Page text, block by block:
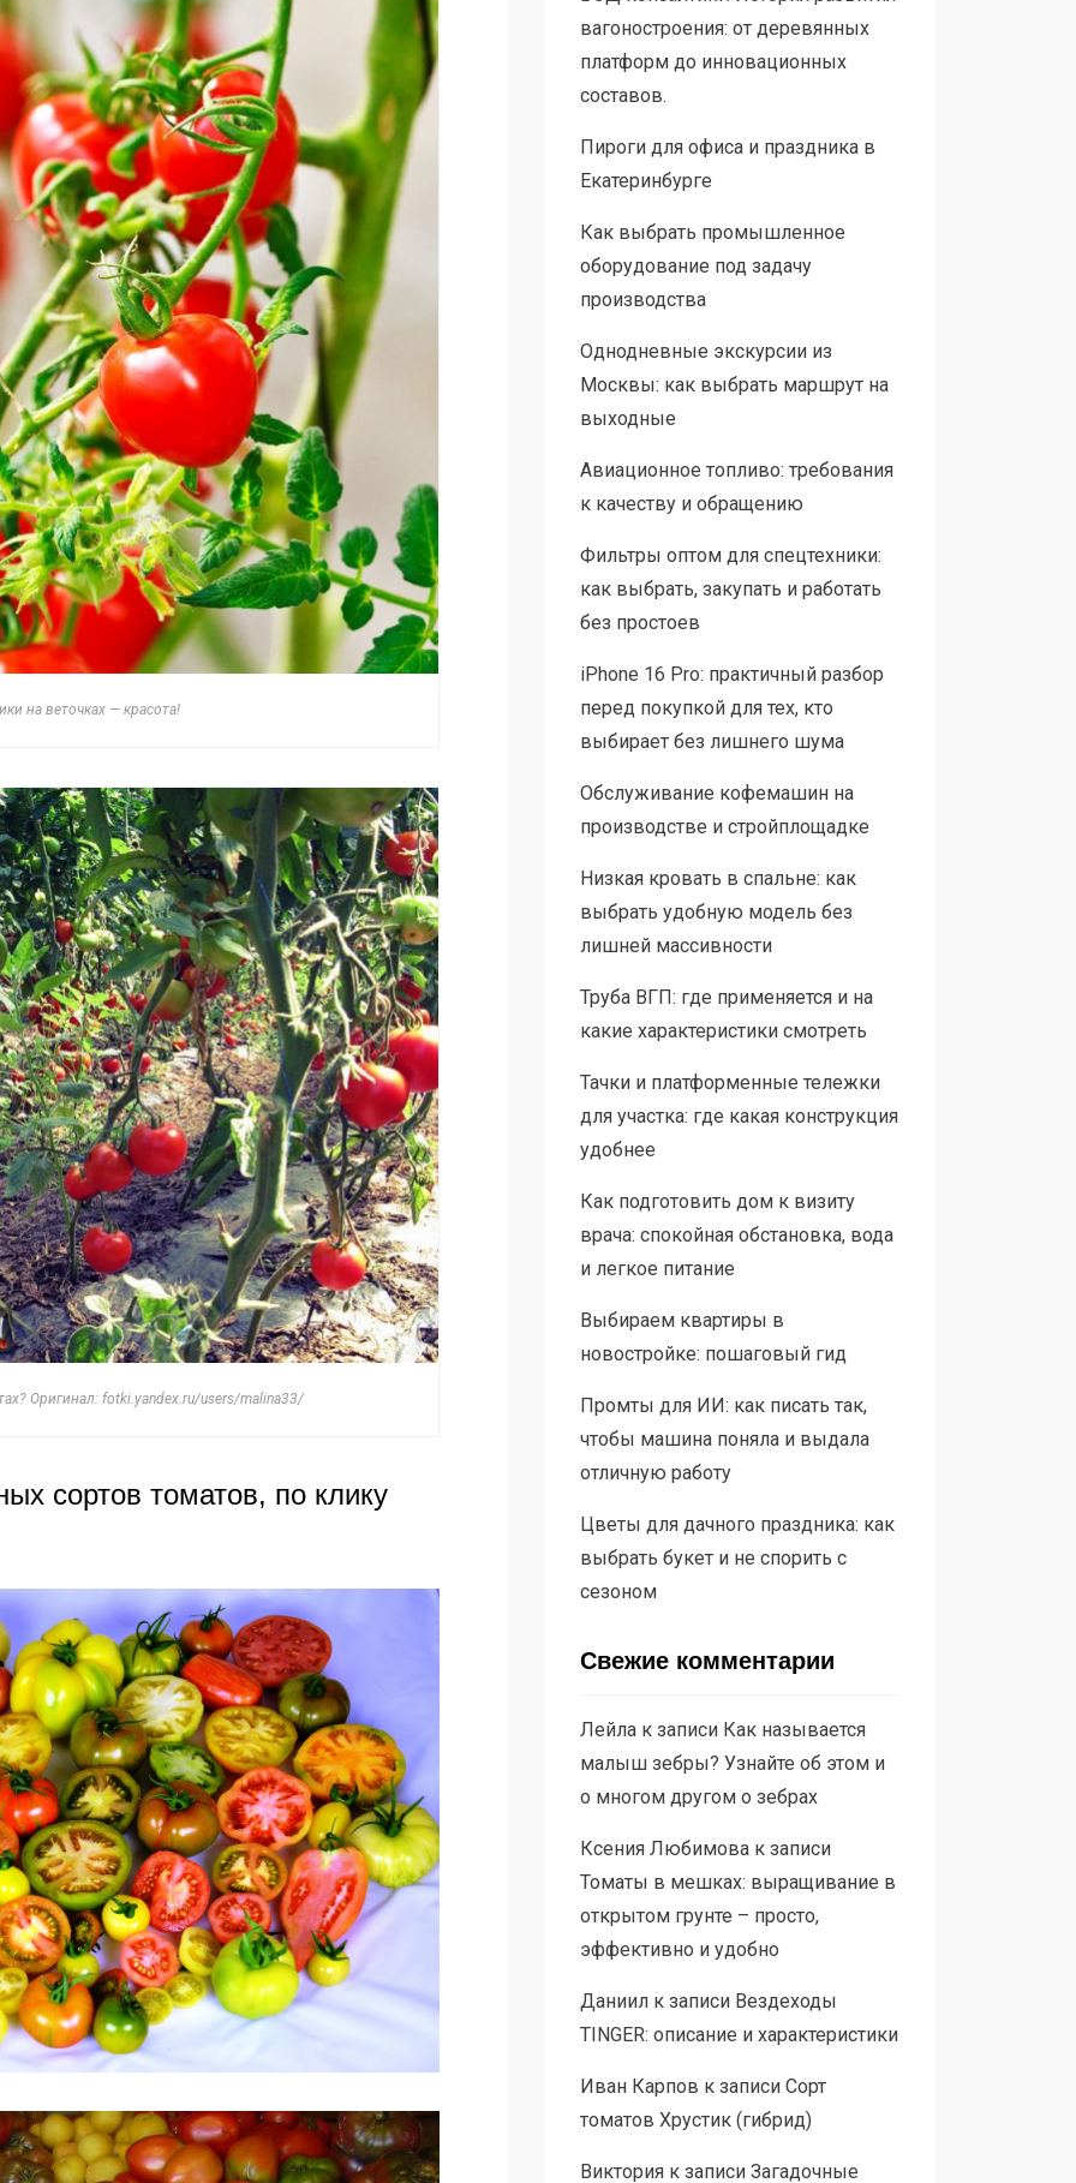
на веточках — красота!
Оригинал: fotki.yandex.ru/users/malina33/
сортов томатов, по клику
вагоностроения: от деревянных
платформ до инновационных
составов.
Пироги для офиса и праздника в
Екатеринбурге
Как выбрать промышленное
оборудование под задачу
производства
Однодневные экскурсии из
Москвы: как выбрать маршрут на
выходные
Авиационное топливо: требования
к качеству и обращению
Фильтры оптом для спецтехники:
как выбрать, закупать и работать
без простоев
iPhone 16 Pro: практичный разбор
перед покупкой для тех, кто
выбирает без лишнего шума
Обслуживание кофемашин на
производстве и стройплощадке
Низкая кровать в спальне: как
выбрать удобную модель без
лишней массивности
Труба ВГП: где применяется и на
какие характеристики смотреть
Тачки и платформенные тележки
для участка: где какая конструкция
удобнее
Как подготовить дом к визиту
врача: спокойная обстановка, вода
и легкое питание
Выбираем квартиры в
новостройке: пошаговый гид
Промты для ИИ: как писать так,
чтобы машина поняла и выдала
отличную работу
Цветы для дачного праздника: как
выбрать букет и не спорить с
сезоном
Свежие комментарии
Лейлак записи Как называется
малыш зебры? Узнайте об этом и
о многом другом о зебрах
Ксения Любимовак записи
Томаты в мешках: выращивание в
открытом грунте – просто,
эффективно и удобно
Даниилк записи Вездеходы
TINGER: описание и характеристики
Иван Карпов к записи Сорт
томатов Хрустик (гибрид)
Викторияк записи Загадочные